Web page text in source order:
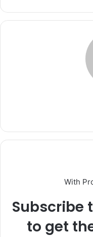
With
Subscribe
to get